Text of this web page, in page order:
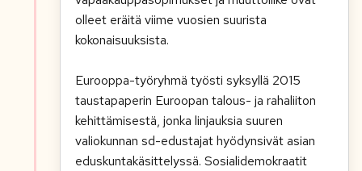
olleet eräitä viime vuosien suurista
kokonaisuuksista.
Eurooppa-työryhmä työsti syksyllä 2015
taustapaperin Euroopan talous- ja rahaliiton
kehittämisestä, jonka linjauksia suuren
valiokunnan sd-edustajat hyödynsivät asian
eduskuntakäsittelyssä. Sosialidemokraatit